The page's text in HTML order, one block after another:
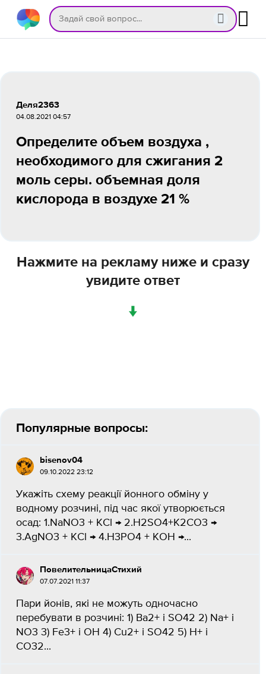
Деля2363
04.08.2021 04:57
Определите объем воздуха ,
необходимого для сжигания 2
моль серы. объемная доля
кислорода в воздухе 21 %
Нажмите на рекламу ниже и сразу
увидите ответ
↓
Популярные вопросы:
bisenov04
09.10.2022 23:12
Укажіть схему реакції йонного обміну у
водному розчині, під час якої утворюється
осад: 1.NaNO3 + KCl → 2.H2SO4+К2CO3 →
3.AgNO3 + KCl → 4.H3PO4 + KOH →...
ПовелительницаCтихий
07.07.2021 11:37
Пари йонів, які не можуть одночасно
перебувати в розчині: 1) Ba2+ і SO42 2) Na+ і
NO3 3) Fe3+ і OH 4) Cu2+ і SO42 5) H+ і
CO32...